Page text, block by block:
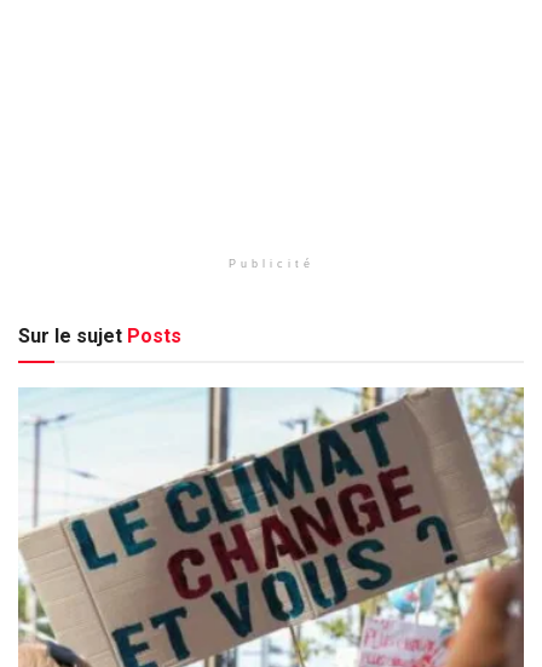
Publicité
Sur le sujet Posts